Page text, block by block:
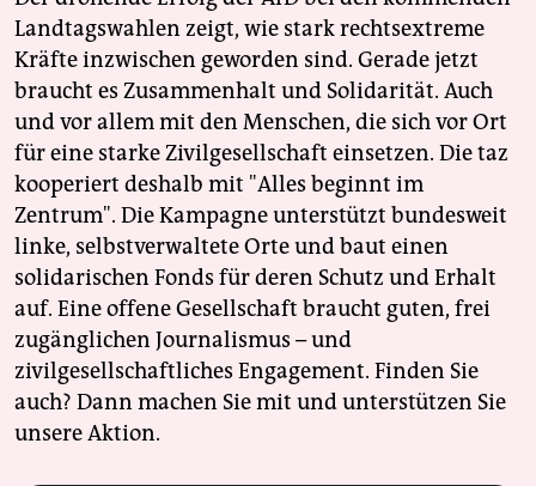
Landtagswahlen zeigt, wie stark rechtsextreme
Kräfte inzwischen geworden sind. Gerade jetzt
braucht es Zusammenhalt und Solidarität. Auch
und vor allem mit den Menschen, die sich vor Ort
für eine starke Zivilgesellschaft einsetzen. Die taz
kooperiert deshalb mit "Alles beginnt im
Zentrum". Die Kampagne unterstützt bundesweit
linke, selbstverwaltete Orte und baut einen
solidarischen Fonds für deren Schutz und Erhalt
auf. Eine offene Gesellschaft braucht guten, frei
zugänglichen Journalismus – und
zivilgesellschaftliches Engagement. Finden Sie
auch? Dann machen Sie mit und unterstützen Sie
unsere Aktion.